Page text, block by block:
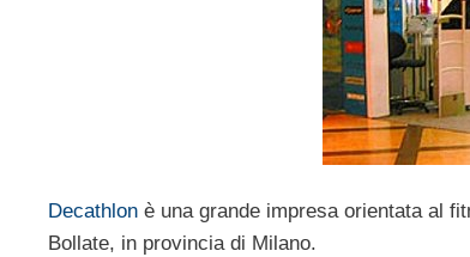
Decathlon è una grande impresa orientata al
Bollate, in provincia di Milano.